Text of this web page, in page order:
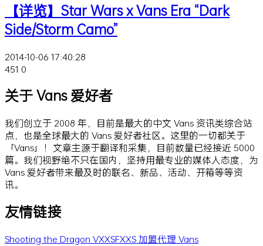
【详览】Star Wars x Vans Era “Dark
Side/Storm Camo”
2014-10-06 17:40:28
451 0
关于 Vans 爱好者
我们创立于 2008 年，目前是最大的中文 Vans 资讯类综合站
点，也是全球最大的 Vans 爱好者社区。这里的一切都关于
「Vans」！文章主源于翻译和采集，目前数量已经接近 5000
篇。我们视野绝不只在国内，坚持用最专业的媒体人态度，为
Vans 爱好者带来最及时的联名、新品、活动、开箱等等资
讯。
友情链接
Shooting the Dragon VXXSFXXS加盟代理 Vans